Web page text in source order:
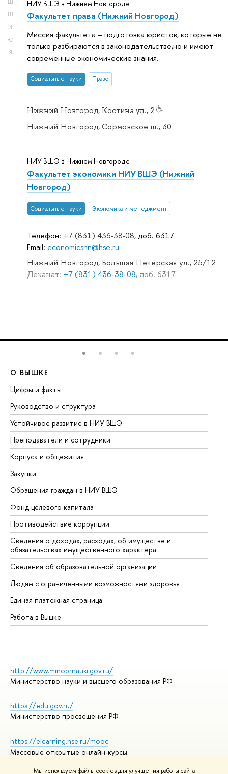
Мы используем файлы cookies для улучшения работы сайта
Ш
Щ
Э
Ю
Я
Нижний Новгород, Костина ул., 2
Нижний Новгород, Сормовское ш., 30
НИУ ВШЭ в Нижнем Новгороде
Факультет права (Нижний Новгород)
Миссия факультета – подготовка юристов, которые не
только разбираются в законодательстве,но и имеют
современные экономические знания.
Социальные науки Право
Телефон: +7 (831) 436-38-08, доб. 6317
Email: economicsnn@hse.ru
Нижний Новгород, Большая Печерская ул., 25/12
Деканат: +7 (831) 436-38-08, доб. 6317
НИУ ВШЭ в Нижнем Новгороде
Факультет экономики НИУ ВШЭ (Нижний
Новгород)
Социальные науки Экономика и менеджмент
О ВЫШКЕ
Цифры и факты
Руководство и структура
Устойчивое развитие в НИУ ВШЭ
Преподаватели и сотрудники
Корпуса и общежития
Закупки
Обращения граждан в НИУ ВШЭ
Фонд целевого капитала
Противодействие коррупции
Сведения о доходах, расходах, об имуществе и
обязательствах имущественного характера
Сведения об образовательной организации
Людям с ограниченными возможностями здоровья
Единая платежная страница
Работа в Вышке
http://www.minobrnauki.gov.ru/
Министерство науки и высшего образования РФ
https://edu.gov.ru/
Министерство просвещения РФ
https://elearning.hse.ru/mooc
Массовые открытые онлайн-курсы